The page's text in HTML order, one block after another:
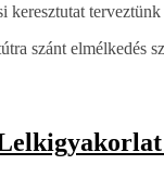
keresztutat
szánt elmélkedés